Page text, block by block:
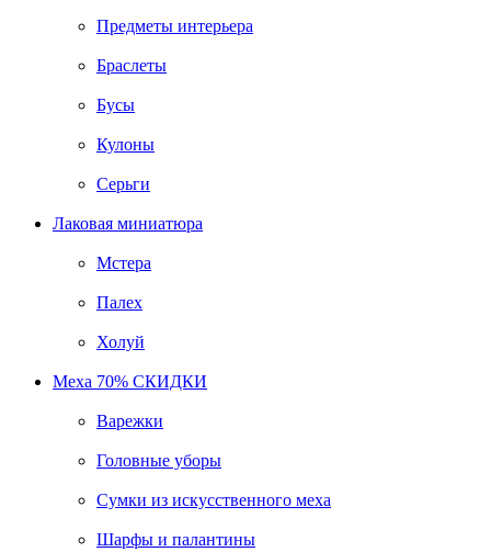
Предметы интерьера
Браслеты
Бусы
Кулоны
Серьги
Лаковая миниатюра
Мстера
Палех
Холуй
Меха 70% СКИДКИ
Варежки
Головные уборы
Сумки из искусственного меха
Шарфы и палантины